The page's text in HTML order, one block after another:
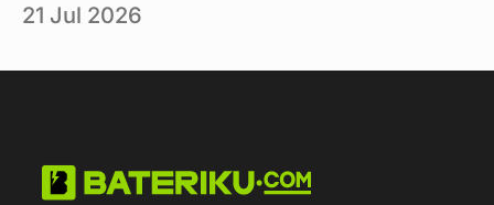
21 Jul 2026